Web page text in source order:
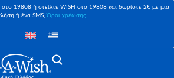
19808 ή στείλτε WISH στο 19808 και δωρίστε 2€ με μια
ή ένα SMS,Όροι χρέωσης